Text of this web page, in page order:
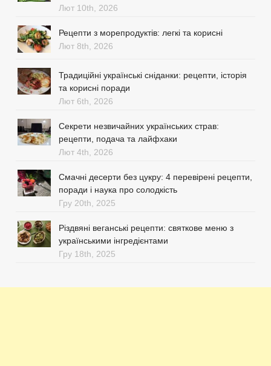
Лют 10th, 2026
Рецепти з морепродуктів: легкі та корисні
Лют 8th, 2026
Традиційні українські сніданки: рецепти, історія
та корисні поради
Лют 6th, 2026
Секрети незвичайних українських страв:
рецепти, подача та лайфхаки
Лют 4th, 2026
Смачні десерти без цукру: 4 перевірені рецепти,
поради і наука про солодкість
Гру 20th, 2025
Різдвяні веганські рецепти: святкове меню з
українськими інгредієнтами
Гру 18th, 2025